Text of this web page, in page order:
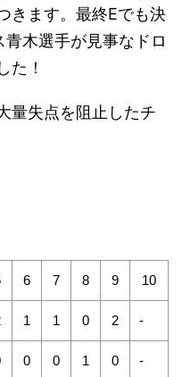
きます。最終Eでも決
木選手が見事なドロ
た！
量失点を阻止したチ
6 7 8 9 10
1 1 0 2 -
0 0 1 0 -